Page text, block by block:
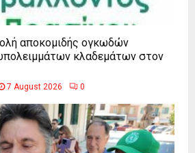
αποκομιδής ογκωδών
κλαδεμάτων στον
7 August 2026 0